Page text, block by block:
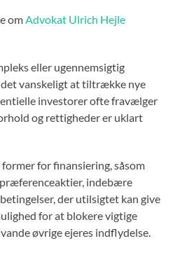
om Advokat Ulrich Hejle
eller ugennemsigtig
vanskeligt at tiltrække nye
investorer ofte fravælger
og rettigheder er uklart
for finansiering, såsom
indebære
der utilsigtet kan give
for at blokere vigtige
øvrige ejeres indflydelse.